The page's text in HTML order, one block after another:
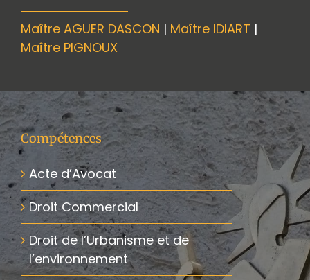
Maître AGUER DASCON | Maître IDIART |
Maître PIGNOUX
Compétences
Acte d’Avocat
Droit Commercial
Droit de l’Urbanisme et de
l’environnement